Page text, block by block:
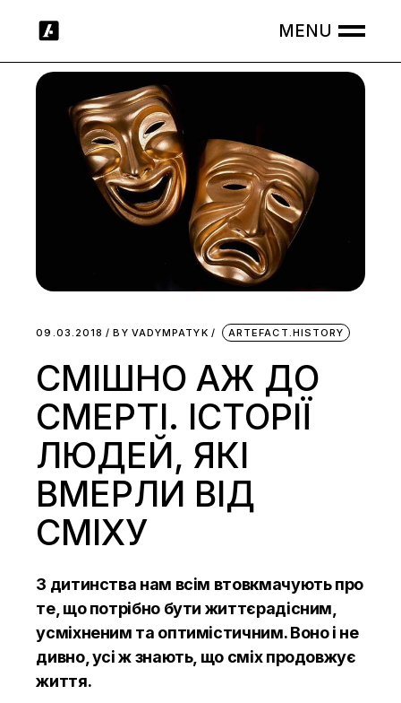
09.03.2018 BY VADYMPATYK ARTEFACT.HISTORY
СМІШНО АЖ ДО
СМЕРТІ. ІСТОРІЇ
ЛЮДЕЙ, ЯКІ
ВМЕРЛИ ВІД
СМІХУ
З дитинства нам всім втовкмачують про
те, що потрібно бути життєрадісним,
усміхненим та оптимістичним. Воно і не
дивно, усі ж знають, що сміх продовжує
життя.